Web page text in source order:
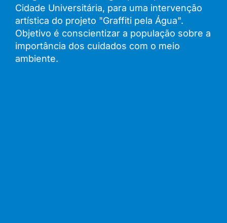
Cidade Universitária, para uma intervenção
artística do projeto "Graffiti pela Água".
Objetivo é conscientizar a população sobre a
importância dos cuidados com o meio
ambiente.